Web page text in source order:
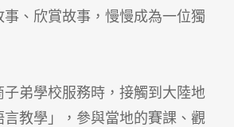
事、欣賞故事，慢慢成為一位獨
子弟學校服務時，接觸到大陸地
言教學」，參與當地的賽課、觀